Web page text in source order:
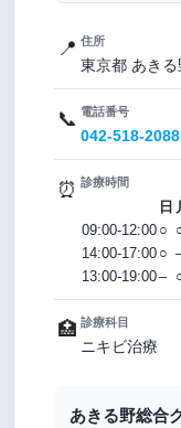
📍 住所
東京都 あき
📞 電話番号
042-518-2088
⏰ 診療時間
日
09:00-12:00 ○
14:00-17:00 ○
13:00-19:00–
🏥 診療科目
ニキビ治療
あきる野総合